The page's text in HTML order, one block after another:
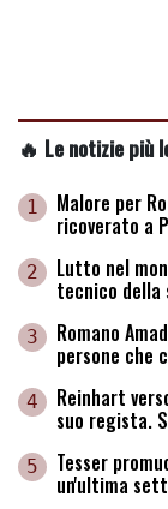
🔥 Le notizie più
1 Malore per
ricoverato a
2 Lutto nel
tecnico della
3 Romano
persone che
4 Reinhart
suo regista.
5 Tesser
un'ultima